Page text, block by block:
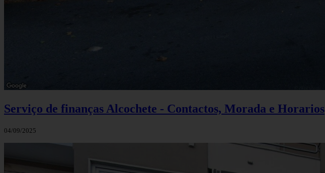
Serviço de finanças Alcochete - Contactos, Morada e Horarios
04/09/2025